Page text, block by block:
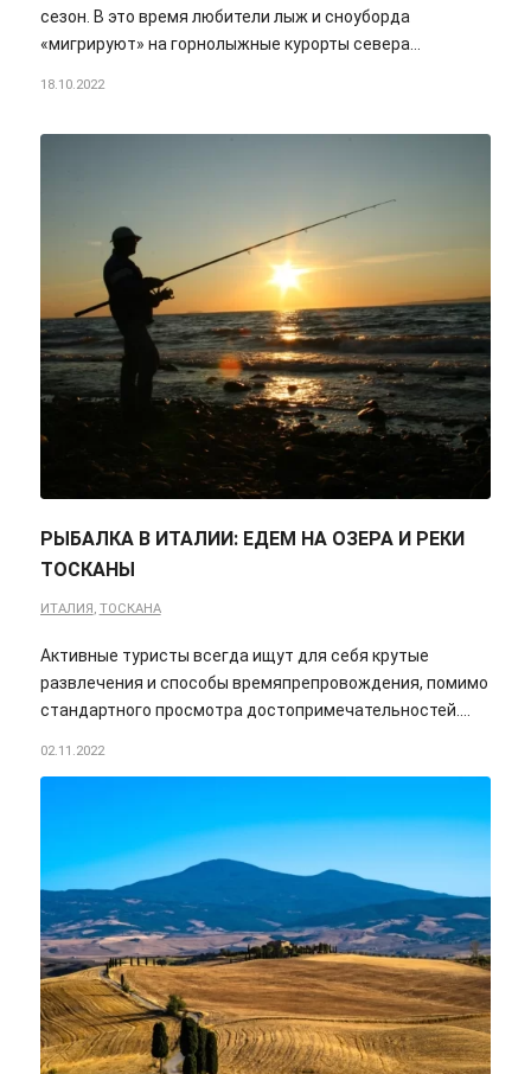
сезон. В это время любители лыж и сноуборда
«мигрируют» на горнолыжные курорты севера…
18.10.2022
РЫБАЛКА В ИТАЛИИ: ЕДЕМ НА ОЗЕРА И РЕКИ
ТОСКАНЫ
ИТАЛИЯ, ТОСКАНА
Активные туристы всегда ищут для себя крутые
развлечения и способы времяпрепровождения, помимо
стандартного просмотра достопримечательностей.…
02.11.2022